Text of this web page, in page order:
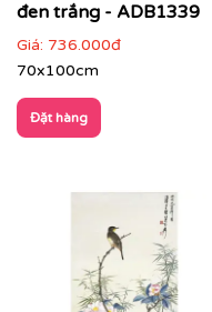
đen trắng - ADB1339
Giá: 736.000đ
70x100cm
Đặt hàng